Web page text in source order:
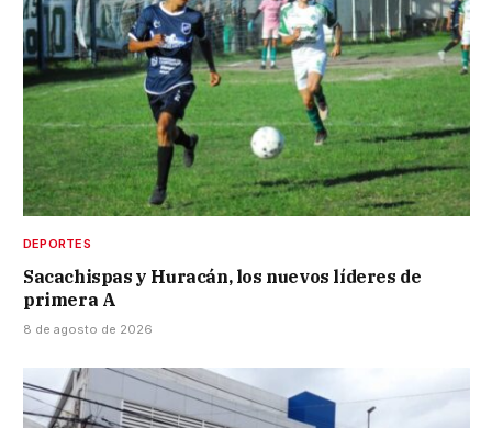
DEPORTES
Sacachispas y Huracán, los nuevos líderes de
primera A
8 de agosto de 2026